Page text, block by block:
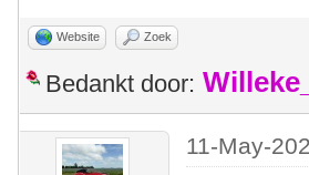
Website Zoek
Bedankt door:
11-May-